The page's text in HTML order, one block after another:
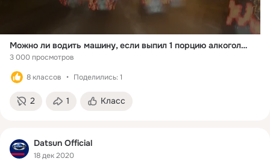
Можно ли водить машину, если выпил 1 порцию алкоголя и прошло несколько часов
3 000 просмотров
8 классов Поделились: 1
2 1 Класс
Datsun Official
18 дек 2020